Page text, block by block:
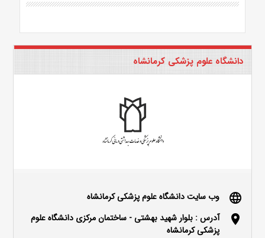
دانشگاه علوم پزشکی کرمانشاه
language وب سایت دانشگاه علوم پزشکی کرمانشاه
location_on
آدرس : بلوار شهید بهشتی - ساختمان مرکزی دانشگاه علوم
پزشکی کرمانشاه